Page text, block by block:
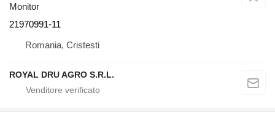
Monitor
21970991-11
Romania, Cristesti
ROYAL DRU AGRO S.R.L.